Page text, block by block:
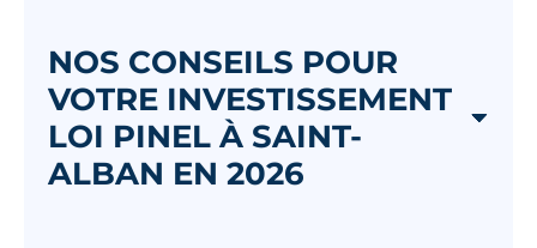
NOS CONSEILS POUR
VOTRE INVESTISSEMENT
LOI PINEL À SAINT-
ALBAN EN 2026